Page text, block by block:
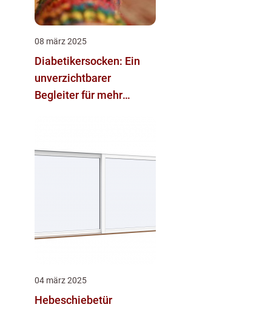
08 märz 2025
Diabetikersocken: Ein
unverzichtbarer
Begleiter für mehr
04 märz 2025
Hebeschiebetür